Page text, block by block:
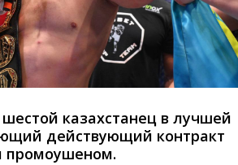
казахстанец в лучшей
действующий контракт
промоушеном.